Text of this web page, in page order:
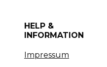
HELP &
INFORMATION
Impressum